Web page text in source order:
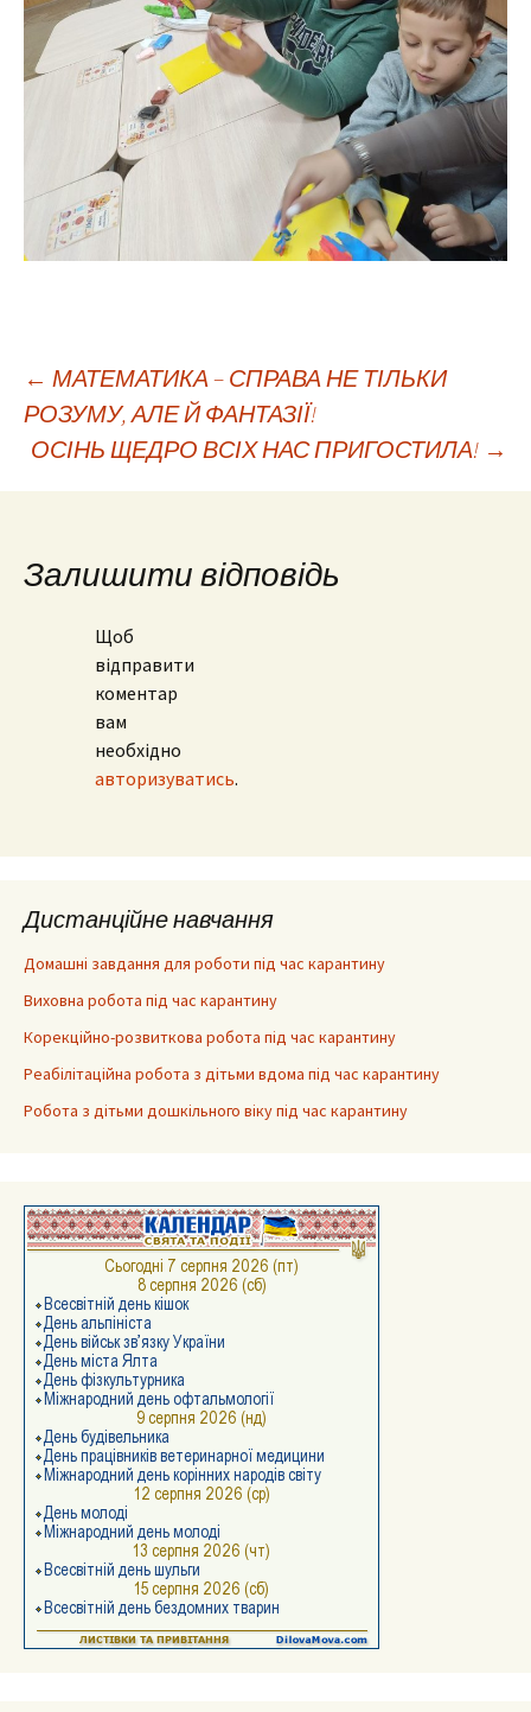
Навігація
по
← МАТЕМАТИКА – СПРАВА НЕ ТІЛЬКИ
РОЗУМУ, АЛЕ Й ФАНТАЗІЇ!
ОСІНЬ ЩЕДРО ВСІХ НАС ПРИГОСТИЛА! →
Залишити відповідь
Щоб
відправити
коментар
вам
необхідно
авторизуватись.
Дистанційне навчання
Домашні завдання для роботи під час карантину
Виховна робота під час карантину
Корекційно-розвиткова робота під час карантину
Реабілітаційна робота з дітьми вдома під час карантину
Робота з дітьми дошкільного віку під час карантину